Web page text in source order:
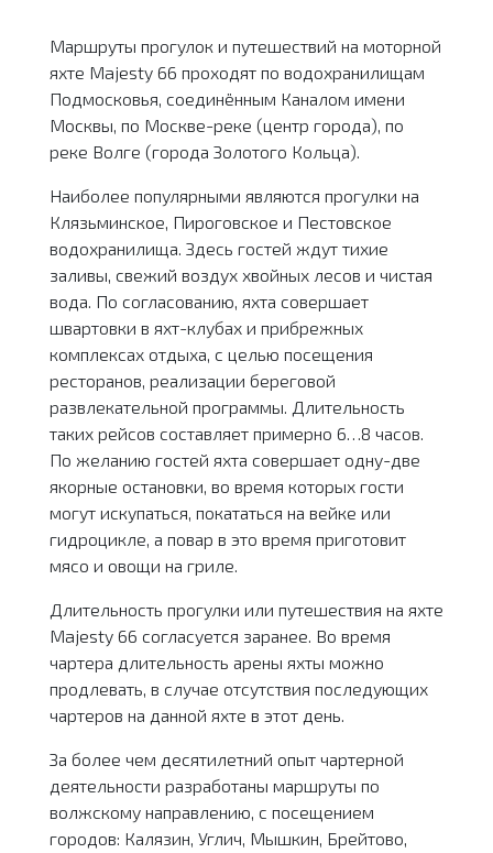
Маршруты прогулок и путешествий на моторной
яхте Majesty 66 проходят по водохранилищам
Подмосковья, соединённым Каналом имени
Москвы, по Москве-реке (центр города), по
реке Волге (города Золотого Кольца).
Наиболее популярными являются прогулки на
Клязьминское, Пироговское и Пестовское
водохранилища. Здесь гостей ждут тихие
заливы, свежий воздух хвойных лесов и чистая
вода. По согласованию, яхта совершает
швартовки в яхт-клубах и прибрежных
комплексах отдыха, с целью посещения
ресторанов, реализации береговой
развлекательной программы. Длительность
таких рейсов составляет примерно 6…8 часов.
По желанию гостей яхта совершает одну-две
якорные остановки, во время которых гости
могут искупаться, покататься на вейке или
гидроцикле, а повар в это время приготовит
мясо и овощи на гриле.
Длительность прогулки или путешествия на яхте
Majesty 66 согласуется заранее. Во время
чартера длительность арены яхты можно
продлевать, в случае отсутствия последующих
чартеров на данной яхте в этот день.
За более чем десятилетний опыт чартерной
деятельности разработаны маршруты по
волжскому направлению, с посещением
городов: Калязин, Углич, Мышкин, Брейтово,